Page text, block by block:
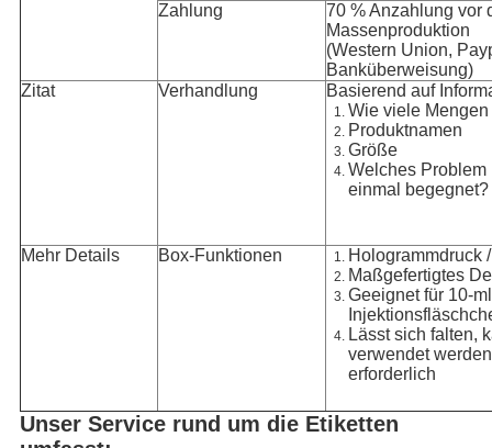
Zahlung
70 % Anzahlung vor
Massenproduktion
(Western Union,
Banküberweisung)
Zitat
Verhandlung
Basierend auf
Wie viele Mengen
Produktnamen
Größe
Welches Problem
einmal begegnet?
Mehr Details Box-Funktionen
Hologrammdruck
Maßgefertigtes
Geeignet für 10-
Lässt sich falten,
verwendet
erforderlich
Unser Service rund um die Etiketten